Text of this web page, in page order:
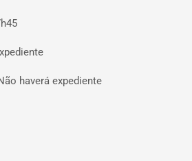
haverá expediente